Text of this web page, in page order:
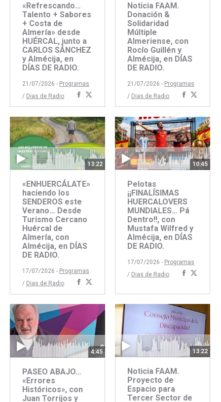
«Refrescando…
Talento + Sabores
+ Costa de
Almería» desde
HUÉRCAL, junto a
CARLOS SÁNCHEZ
y Almécija, en
DÍAS DE RADIO.
21/07/2026 - Programas
/ Dias de Radio
Compartir
con
Facebook
con
Twitter
Noticia FAAM.
Donación &
Solidaridad
Múltiple
Almeriense, con
Rocío Guillén y
Almécija, en DÍAS
DE RADIO.
21/07/2026 - Programas
/ Dias de Radio
Compartir
concon
13:22
«ENHUERCÁLATE»
haciendo los
SENDEROS este
Verano… Desde
Turismo Cercano
Huércal de
Almería, con
Almécija, en DÍAS
DE RADIO.
17/07/2026 - Programas
/ Dias de Radio
Compartir
con
Facebook
con
Twitter
10:45
Pelotas
¡¡FINALÍSIMAS
HUERCALOVERS
MUNDIALES… Pá
Dentro!!, con
Mustafa Wilfred y
Almécija, en DÍAS
DE RADIO.
17/07/2026 - Programas
/ Dias de Radio
Compartir
4:45
PASEO ABAJO…
«Errores
Históricos», con
Juan Torrijos y
13:22
Noticia FAAM.
Proyecto de
Espacio para
Tercer Sector de